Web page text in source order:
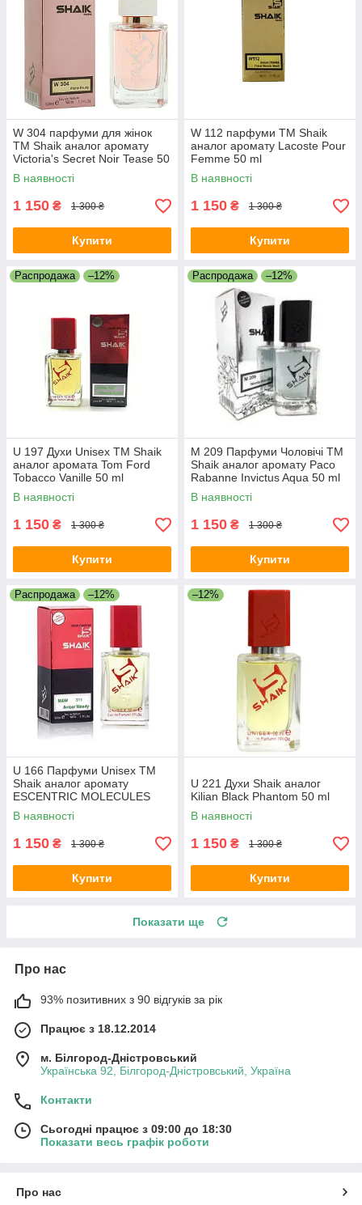
W 304 парфуми для жінок
ТМ Shaik аналог аромату
Victoria's Secret Noir Tease 50
ml
В наявності
1 150 ₴ 1 300 ₴
Купити
W 112 парфуми ТМ Shaik
аналог аромату Lacoste Pour
Femme 50 ml
В наявності
1 150 ₴ 1 300 ₴
Купити
Распродажа –12%
U 197 Духи Unisex ТМ Shaik
аналог аромата Tom Ford
Tobacco Vanille 50 ml
В наявності
1 150 ₴ 1 300 ₴
Купити
Распродажа –12%
M 209 Парфуми Чоловічі ТМ
Shaik аналог аромату Paco
Rabanne Invictus Aqua 50 ml
В наявності
1 150 ₴ 1 300 ₴
Купити
Распродажа –12%
U 166 Парфуми Unisex ТМ
Shaik аналог аромату
ESCENTRIC MOLECULES
ESCENTRIC 02 50 ml
В наявності
1 150 ₴ 1 300 ₴
Купити
–12%
U 221 Духи Shaik аналог
Kilian Black Phantom 50 ml
В наявності
1 150 ₴ 1 300 ₴
Купити
Показати ще
Про нас
93% позитивних з 90 відгуків за рік
Працює з 18.12.2014
м. Білгород-Дністровський
Українська 92, Білгород-Дністровський, Україна
Контакти
Сьогодні працює з 09:00 до 18:30
Показати весь графік роботи
Про нас